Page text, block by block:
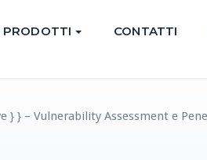
PRODOTTI CONTATTI
} } – Vulnerability Assessment e